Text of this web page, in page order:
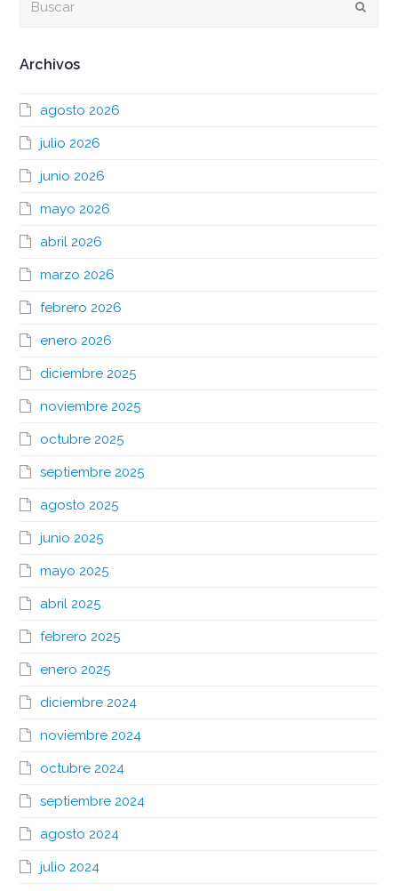
Archivos
agosto 2026
julio 2026
junio 2026
mayo 2026
abril 2026
marzo 2026
febrero 2026
enero 2026
diciembre 2025
noviembre 2025
octubre 2025
septiembre 2025
agosto 2025
junio 2025
mayo 2025
abril 2025
febrero 2025
enero 2025
diciembre 2024
noviembre 2024
octubre 2024
septiembre 2024
agosto 2024
julio 2024